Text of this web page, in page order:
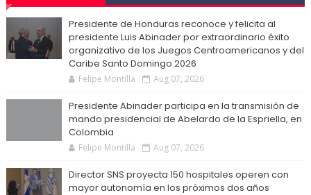
Presidente de Honduras reconoce y felicita al
presidente Luis Abinader por extraordinario éxito
organizativo de los Juegos Centroamericanos y del
Caribe Santo Domingo 2026
Felipe Montilla Aug 07, 2026
Presidente Abinader participa en la transmisión de
mando presidencial de Abelardo de la Espriella, en
Colombia
Felipe Montilla Aug 07, 2026
Director SNS proyecta 150 hospitales operen con
mayor autonomía en los próximos dos años